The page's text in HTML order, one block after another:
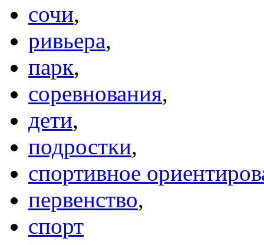
сочи,
ривьера,
парк,
соревнования,
дети,
подростки,
спортивное
первенство,
спорт